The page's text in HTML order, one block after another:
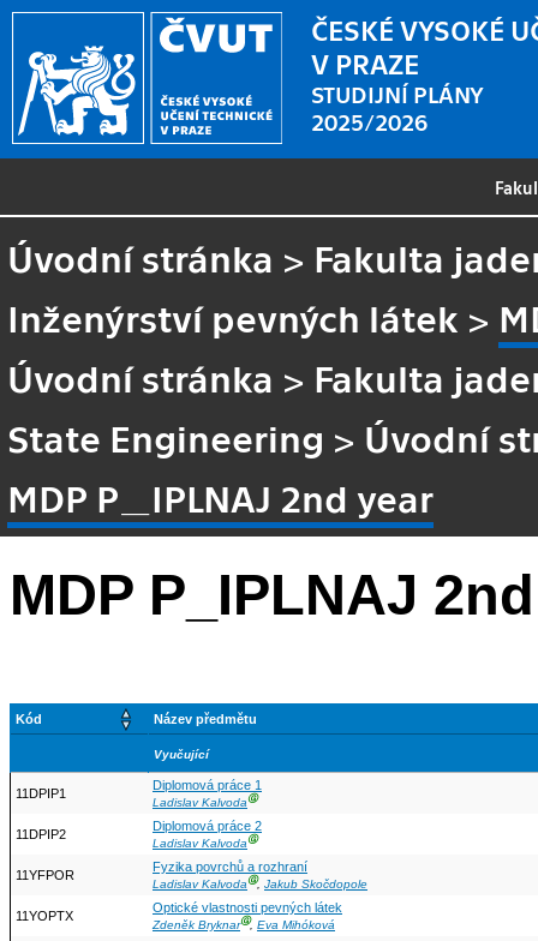
ČESKÉ VYSOKÉ
V PRAZE
STUDIJNÍ PLÁNY
2025/2026
Úvodní stránka > Fakulta
Inženýrství pevných látek >
Úvodní stránka > Fakulta
State Engineering > Úvodní
MDP P_IPLNAJ 2nd year
MDP P_IPLNAJ
Kód Název předmětu
Vyučující
11DPIP1
Diplomová práce 1
Ladislav KalvodaⒼ
11DPIP2
Diplomová práce 2
Ladislav KalvodaⒼ
11YFPOR
Fyzika povrchů a rozhraní
Ladislav KalvodaⒼ, Jakub Skočdopole
11YOPTX
Optické vlastnosti pevných látek
Zdeněk BryknarⒼ, Eva Mihóková